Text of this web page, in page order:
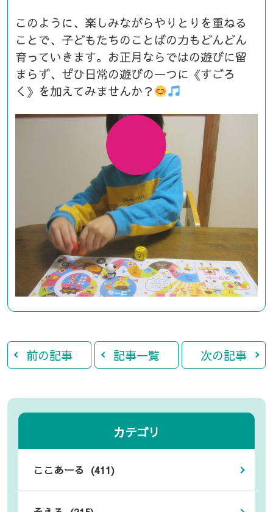
このように、楽しみながらやりとりを重ねる
ことで、子どもたちのことばの力もどんどん
育っていきます。お正月ならではの遊びに留
まらず、ぜひ日常の遊びの一つに《すごろ
く》を加えてみませんか？
前の記事 記事一覧 次の記事
カテゴリ
ここあーる (411)